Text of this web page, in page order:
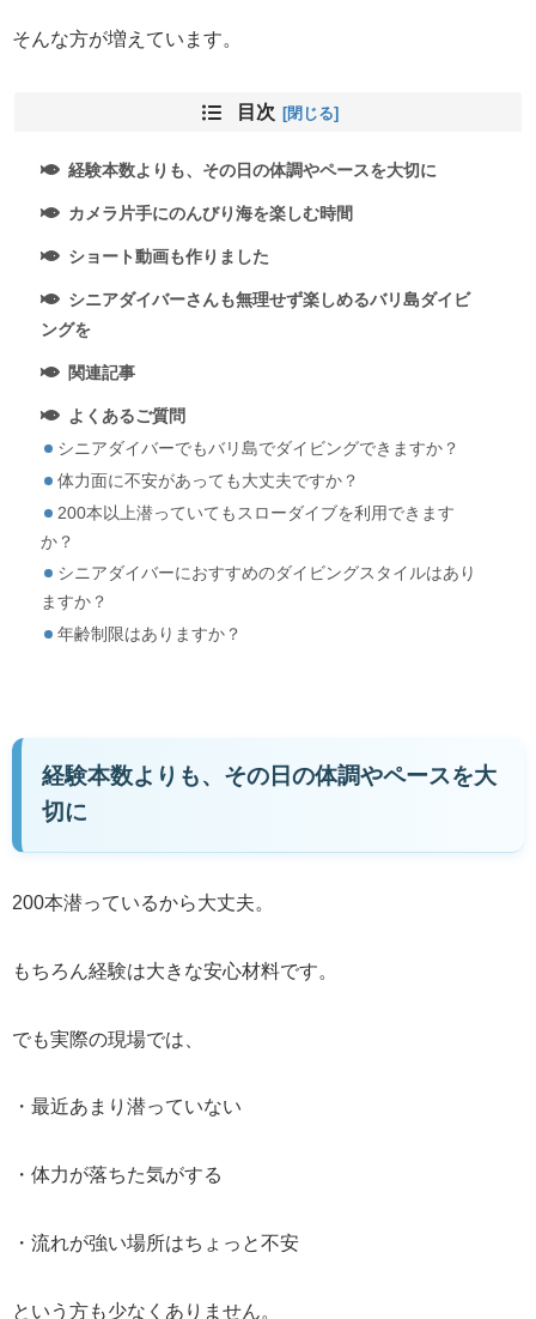
そんな方が増えています。
目次
経験本数よりも、その日の体調やペースを大切に
カメラ片手にのんびり海を楽しむ時間
ショート動画も作りました
シニアダイバーさんも無理せず楽しめるバリ島ダイビ
ングを
関連記事
よくあるご質問
シニアダイバーでもバリ島でダイビングできますか？
体力面に不安があっても大丈夫ですか？
200本以上潜っていてもスローダイブを利用できます
か？
シニアダイバーにおすすめのダイビングスタイルはあり
ますか？
年齢制限はありますか？
経験本数よりも、その日の体調やペースを大
切に
200本潜っているから大丈夫。
もちろん経験は大きな安心材料です。
でも実際の現場では、
・最近あまり潜っていない
・体力が落ちた気がする
・流れが強い場所はちょっと不安
という方も少なくありません。